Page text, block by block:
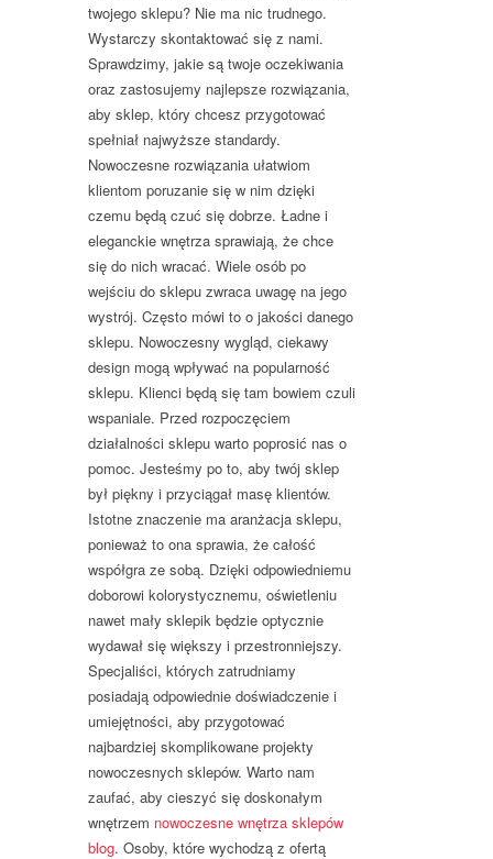
twojego sklepu? Nie ma nic trudnego.
Wystarczy skontaktować się z nami.
Sprawdzimy, jakie są twoje oczekiwania
oraz zastosujemy najlepsze rozwiązania,
aby sklep, który chcesz przygotować
spełniał najwyższe standardy.
Nowoczesne rozwiązania ułatwiom
klientom poruzanie się w nim dzięki
czemu będą czuć się dobrze. Ładne i
eleganckie wnętrza sprawiają, że chce
się do nich wracać. Wiele osób po
wejściu do sklepu zwraca uwagę na jego
wystrój. Często mówi to o jakości danego
sklepu. Nowoczesny wygląd, ciekawy
design mogą wpływać na popularność
sklepu. Klienci będą się tam bowiem czuli
wspaniale. Przed rozpoczęciem
działalności sklepu warto poprosić nas o
pomoc. Jesteśmy po to, aby twój sklep
był piękny i przyciągał masę klientów.
Istotne znaczenie ma aranżacja sklepu,
ponieważ to ona sprawia, że całość
współgra ze sobą. Dzięki odpowiedniemu
doborowi kolorystycznemu, oświetleniu
nawet mały sklepik będzie optycznie
wydawał się większy i przestronniejszy.
Specjaliści, których zatrudniamy
posiadają odpowiednie doświadczenie i
umiejętności, aby przygotować
najbardziej skomplikowane projekty
nowoczesnych sklepów. Warto nam
zaufać, aby cieszyć się doskonałym
wnętrzem nowoczesne wnętrza sklepów
blog. Osoby, które wychodzą z ofertą